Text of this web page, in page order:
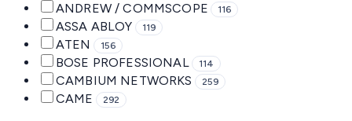
ANDREW / COMMSCOPE 116
ASSA ABLOY 119
ATEN 156
BOSE PROFESSIONAL 114
CAMBIUM NETWORKS 259
CAME 292